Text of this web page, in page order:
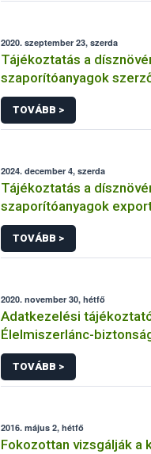
2020. szeptember 23, szerda
Tájékoztatás a
szaporítóanyagok
termeltetésének
előírásairól
TOVÁBB >
2024. december 4, szerda
Tájékoztatás a
szaporítóanyagok
jogszabályi előírásairól
TOVÁBB >
2020. november 30, hétfő
Adatkezelési
Élelmiszerlánc-
Ügyfélprofil
kereskedelem
közhatalmi eljárásaihoz
TOVÁBB >
2016. május 2, hétfő
Fokozottan vizsgálják a